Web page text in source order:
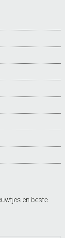
en beste